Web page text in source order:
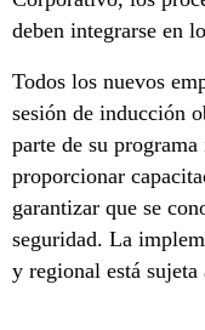
deben integrarse en
Todos los nuevos
sesión de inducción
parte de su
proporcionar
garantizar que se
seguridad. La
y regional está